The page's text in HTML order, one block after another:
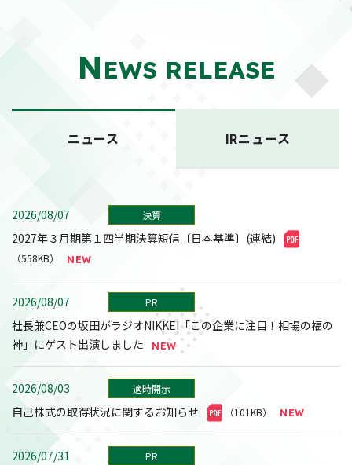
NEWS RELEASE
ニュース IRニュース
2026/08/07 決算
2027年３月期第１四半期決算短信〔日本基準〕(連結)
（558KB）
2026/08/07 PR
社長兼CEOの坂田がラジオNIKKEI「この企業に注目！相場の福の
神」にゲスト出演しました
2026/08/03 適時開示
自己株式の取得状況に関するお知らせ （101KB）
2026/07/31 PR